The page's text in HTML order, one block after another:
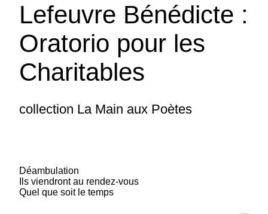
Longchamps Renaud : Utopies
Lefeuvre Bénédicte :
Oratorio pour les
Charitables
collection La Main aux Poètes
Déambulation
Ils viendront au rendez-vous
Quel que soit le temps